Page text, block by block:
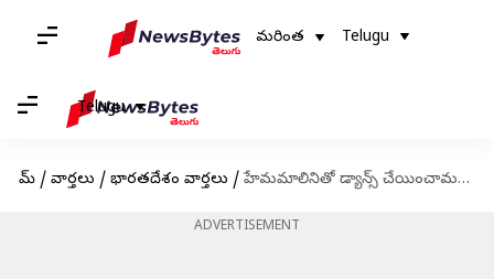
మరింత Telugu
Telugu
హోమ్ / వార్తలు / భారతదేశం వార్తలు / హేమమాలినితో డ్యాన్స్ చేయించామన్న హోంమంత్రి.. రాష్ట్రంలో రేగిన రాజకీయ దుమారం
ADVERTISEMENT